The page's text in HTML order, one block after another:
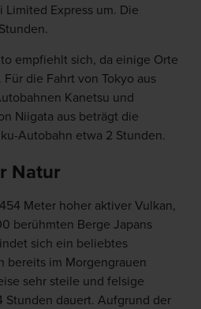
Limited Express um. Die
empfiehlt sich, da einige Orte
die Fahrt von Tokyo aus
Kanetsu und
Niigata aus beträgt die
Autobahn etwa 2 Stunden.
Natur
Meter hoher aktiver Vulkan,
berühmten Berge Japans
sich ein beliebtes
bereits im Morgengrauen
sehr steile und felsige
Stunden dauert. Aufgrund der